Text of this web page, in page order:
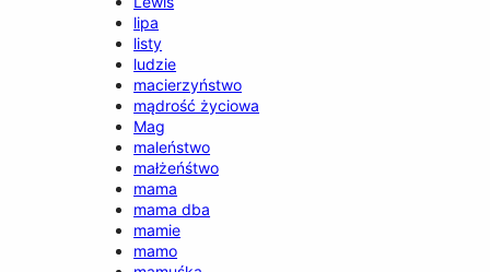
lipa
listy
ludzie
macierzyństwo
mądrość życiowa
Mag
maleństwo
małżeńśtwo
mama
mama dba
mamie
mamo